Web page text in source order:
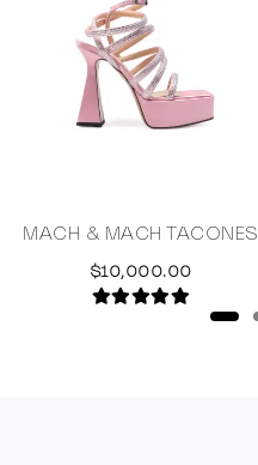
MACH & MACH TACONES
$10,000.00